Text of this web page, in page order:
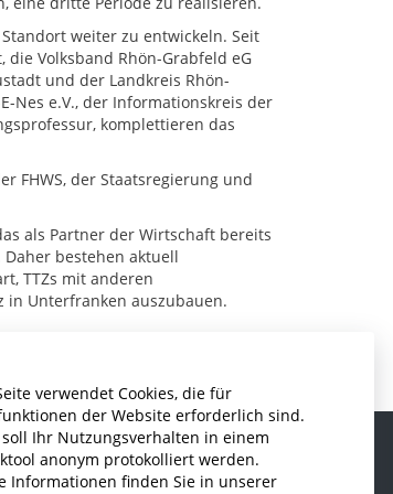
verwendet Cookies, die für
der Website erforderlich sind.
soll Ihr Nutzungsverhalten in einem
anonym protokolliert werden.
Informationen finden Sie in unserer
weiter zu entwickeln. Seit
die Volksband Rhön-Grabfeld eG
und der Landkreis Rhön-
Nes e.V., der Informationskreis der
komplettieren das
FHWS, der Staatsregierung und
als Partner der Wirtschaft bereits
bestehen aktuell
TTZs mit anderen
in Unterfranken auszubauen.
und Wirtschaftsinformatik